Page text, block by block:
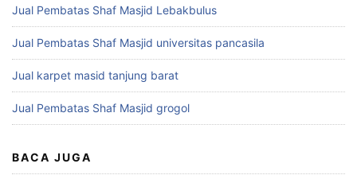
Jual Pembatas Shaf Masjid Lebakbulus
Jual Pembatas Shaf Masjid universitas pancasila
Jual karpet masid tanjung barat
Jual Pembatas Shaf Masjid grogol
BACA JUGA